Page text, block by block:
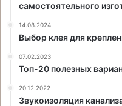
самостоятельного
14.08.2024
Выбор клея для
07.02.2023
Топ-20 полезных
20.12.2022
Звукоизоляция